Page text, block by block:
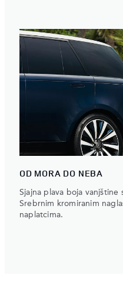
OD MORA DO NEBA
Sjajna plava boja
Srebrnim kromiranim
naplatcima.